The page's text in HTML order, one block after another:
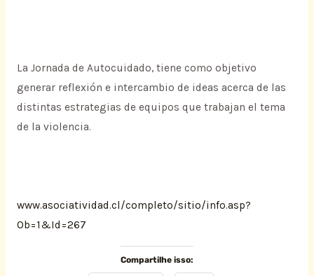
La Jornada de Autocuidado, tiene como objetivo
generar reflexión e intercambio de ideas acerca de las
distintas estrategias de equipos que trabajan el tema
de la violencia.
www.asociatividad.cl/completo/sitio/info.asp?
Ob=1&Id=267
Compartilhe isso: